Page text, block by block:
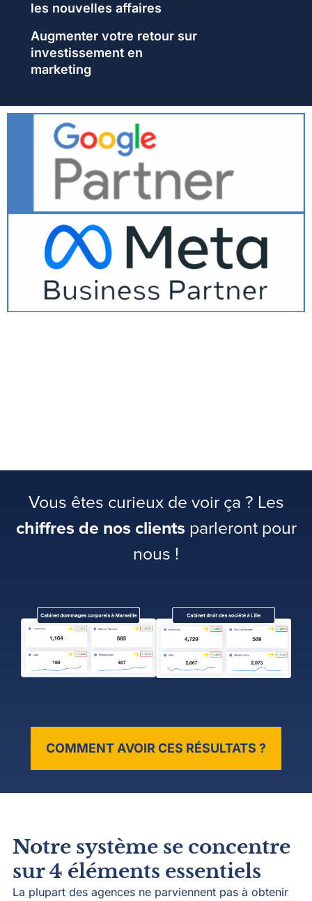
les nouvelles affaires
Augmenter votre retour sur
investissement en
marketing
Vous êtes curieux de voir ça ? Les
chiffres de nos clients parleront pour
nous !
COMMENT AVOIR CES RÉSULTATS ?
Notre système se concentre
sur 4 éléments essentiels
La plupart des agences ne parviennent pas à obtenir